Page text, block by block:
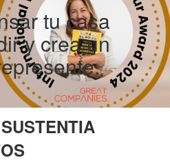
tu casa
y crea un